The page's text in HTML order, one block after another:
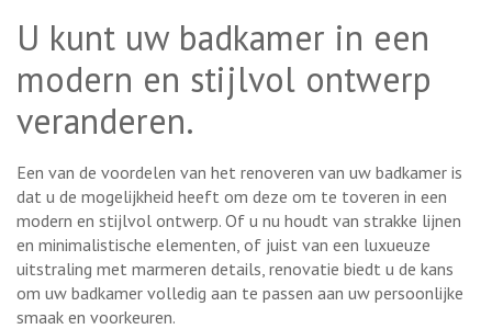
U kunt uw badkamer in een
modern en stijlvol ontwerp
veranderen.
Een van de voordelen van het renoveren van uw badkamer is
dat u de mogelijkheid heeft om deze om te toveren in een
modern en stijlvol ontwerp. Of u nu houdt van strakke lijnen
en minimalistische elementen, of juist van een luxueuze
uitstraling met marmeren details, renovatie biedt u de kans
om uw badkamer volledig aan te passen aan uw persoonlijke
smaak en voorkeuren.